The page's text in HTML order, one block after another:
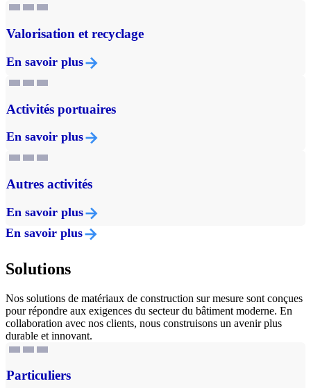
Valorisation et recyclage
En savoir plus
Activités portuaires
En savoir plus
Autres activités
En savoir plus
En savoir plus
Solutions
Nos solutions de matériaux de construction sur mesure sont conçues
pour répondre aux exigences du secteur du bâtiment moderne. En
collaboration avec nos clients, nous construisons un avenir plus
durable et innovant.
Particuliers